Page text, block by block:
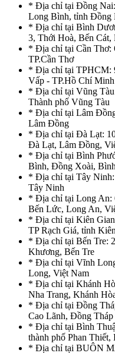
* Địa chỉ tại Đồng
Long Bình, tỉnh Đồng
* Địa chỉ tại Bình
3, Thới Hoà, Bến
* Địa chỉ tại Cần Thơ:
TP.Cần Thơ
* Địa chỉ tại TPHCM:
Vấp - TP.Hồ Chí Minh
* Địa chỉ tại Vũng
Thành phố Vũng Tàu
* Địa chỉ tại Lâm
Lâm Đồng
* Địa chỉ tại Đà Lạt:
Đà Lạt, Lâm Đồng,
* Địa chỉ tại Bình
Bình, Đồng Xoài,
* Địa chỉ tại Tây
Tây Ninh
* Địa chỉ tại Long An:
Bến Lức, Long An,
* Địa chỉ tại Kiên
TP Rạch Giá, tỉnh
* Địa chỉ tại Bến Tre:
Khương, Bến Tre
* Địa chỉ tại Vĩnh
Long, Việt Nam
* Địa chỉ tại Khánh
Nha Trang, Khánh
* Địa chỉ tại Đồng
Cao Lãnh, Đồng Tháp
* Địa chỉ tại Bình
thành phố Phan Thiết,
* Địa chỉ tại BUÔN